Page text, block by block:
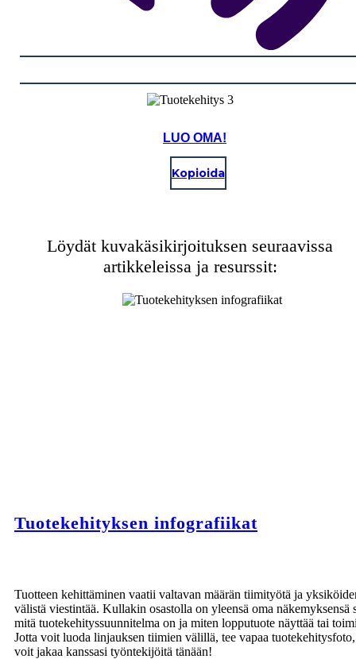
LUO OMA!
Kopioida
Löydät kuvakäsikirjoituksen seuraavissa
artikkeleissa ja resurssit:
Tuotekehityksen infografiikat
Tuotteen kehittäminen vaatii valtavan määrän tiimityötä ja
välistä viestintää. Kullakin osastolla on yleensä oma näkemyksensä
mitä tuotekehityssuunnitelma on ja miten lopputuote näyttää tai
Jotta voit luoda linjauksen tiimien välillä, tee vapaa
voit jakaa kanssasi työntekijöitä tänään!